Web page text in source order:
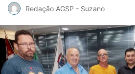
Redação AGSP - Suzano